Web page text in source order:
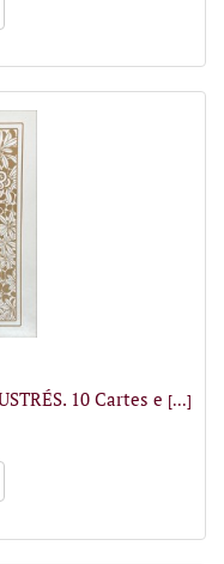
10 Cartes e [...]